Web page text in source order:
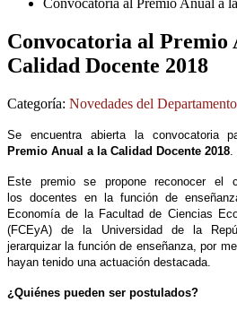
Convocatoria al Premio
Calidad Docente 2018
Categoría: Novedades del Departamento
Se encuentra abierta la convocatoria
Premio Anual a la Calidad Docente 2018
Este premio se propone reconocer el
los docentes en la función de
Economía de
la Facultad de Ciencias
(FCEyA) de la Universidad de la
jerarquizar la funciónde enseñanza, por
hayan tenido una actuación destacada.
¿Quiénes pueden ser postulados?